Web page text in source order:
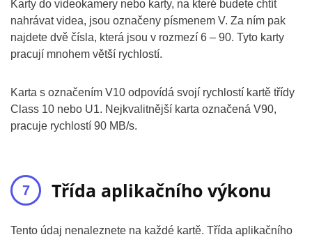
Karty do videokamery nebo karty, na které budete chtít
nahrávat videa, jsou označeny písmenem V. Za ním pak
najdete dvě čísla, která jsou v rozmezí 6 – 90. Tyto karty
pracují mnohem větší rychlostí.
Karta s označením V10 odpovídá svojí rychlostí kartě třídy
Class 10 nebo U1. Nejkvalitnější karta označená V90,
pracuje rychlostí 90 MB/s.
Třída aplikačního výkonu
Tento údaj nenaleznete na každé kartě. Třída aplikačního